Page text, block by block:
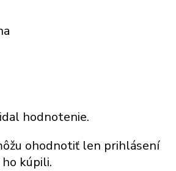
hodnotenie.
ohodnotiť len prihlásení
kúpili.